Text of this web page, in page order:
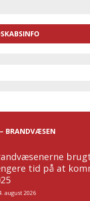
BRANDVÆSEN
tid på at
august 2026